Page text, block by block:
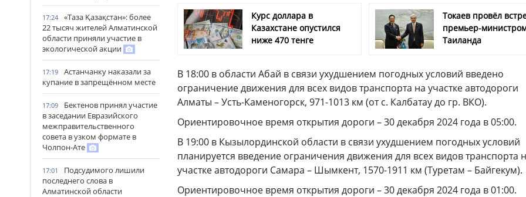
17:24
«Таза Қазақстан»: более
22 тысяч жителей Алматинской
области приняли участие в
экологической акции
17:19
Астанчанку наказали за
купание в запрещённом месте
17:09
Бектенов принял участие
в заседании Евразийского
межправительственного
совета в узком формате в
Чолпон-Ате
17:01
Подсудимого лишили
последнего слова в
Алматинской области
Курс доллара в
Казахстане опустился
ниже 470 тенге
Токаев провёл
премьер-
Таиланда
В 18:00 в области Абай в связи ухудшением погодных условий введено
ограничение движения для всех видов транспорта на участке автодороги
Алматы – Усть-Каменогорск, 971-1013 км (от с. Калбатау до гр. ВКО).
Ориентировочное время открытия дороги – 30 декабря 2024 года в 05:00.
В 19:00 в Кызылординской области в связи ухудшением погодных условий
планируется введение ограничения движения для всех видов транспорта
участке автодороги Самара – Шымкент, 1570-1911 км (Туретам – Байгекум).
Ориентировочное время открытия дороги – 30 декабря 2024 года в 01:00.